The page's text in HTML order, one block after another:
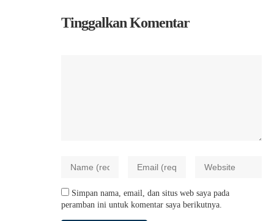
Tinggalkan Komentar
Simpan nama, email, dan situs web saya pada
peramban ini untuk komentar saya berikutnya.